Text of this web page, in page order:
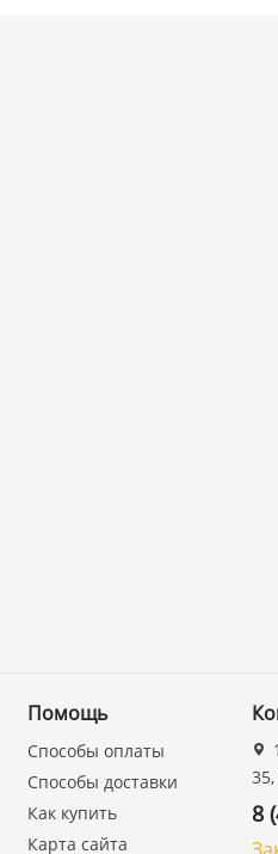
Помощь
Способы оплаты
Способы доставки
Как купить
Карта сайта
8